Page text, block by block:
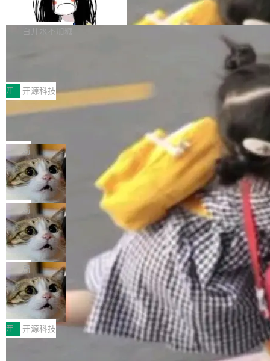
维基百科的替代方案。Lawfare 调查发现，无论
热门页面还是低关注度页面，均未出现近期更
erceptor…五六步之后才能看到第一行翻译文
本。 Solon 换了个方式。整个 i18n 模块围绕三
支持 UPDATE、MERGE INTO 与 Iceb
erg V3
Apache Doris 4.1 要补齐的，正是缺失的那一
半。在已有查询能力的基础上，Doris 进一步支
常维护操作，并完整支持 Iceberg V3 格式。
白开水不加糖
村国家自主创新示范区会议中心开幕。本届大会
由中关村智联软件服务业质量创新联盟主办，以
“智构可信·质创未来——AI原生时代的质量新范
式”为主题，直面AI从实验室走向规模化产业落地
的核心质量命题。会上，《2026智能研发生产力
工具选型手册》发布，Testin云测的Testin XAge
nt智能测试系统入选AI测试领域代表产品。对CI
O而言，这提示了一个转变：AI测试正在从效率
工具升级为企业的质量基础设施。 CIO面对的新
现实 过去两年，CIO们的焦虑清单上多了两项：
一是如何让大模型和智能体应用安全地从PoC走
向生产，二是如何让测试团队跟得上AI应用...
开 开源科技
让非法状态不可表示：一篇关于 ADT
有一种东西，一旦用过就回不去了。Alex Fedos
eev 管它叫"软件设计的基石"。 他说的东西不新
鲜——代数数据类型（ADT），尤其是和类型
（sum type）。但他说清楚了一件事：这不是类
型系统的学术体操，是日常编码的思维方式。 文
章从一个简单的例子切入。一个网站的深色主题
设置，如果用布尔值 + 可空字段来表示——bool
ean 表示是否可切换，nullable 的默认模式、浅
色方案、深色方案——会产生大量无意义的组
合。方案缺了、配置冲突了、全 null 了。要知道
哪些组合有效，作者说，你得靠"文档、校验、或
者部落知识"。 换个写法。Rust 的 enum，两个
变体：Switchable...
局
Cloudflare 开源内部企业 AI 平台 Clou
dflare OS
Cloudflare 发布了一个开源项目 Cloudflare O
S。如果你只看官方博客，你会觉得这是又一
个"AI 知识库 + 聊天机器人"——每个大厂都在
做，没什么新鲜的。 但 Kenton Varda 在 Twitte
r 上把事情说清楚了： 今天我们发布了 Cloudfla
re OS，一个带连接器的聊天机器人，跟其他所
有科技公司做的一样。只不过，实际上它不一
样。这是 Sandstorm.io 的重制版，我十年前的
那个创业公司。不同的是，这次它构建在 Cloudf
lare Workers 上——我花了九年时间搭建的平台
——并且深度集成了 AI。这基本上是我十年秘密
局
Deno 团队开源 Celld，可自托管的分
布式 Durable Objects
Ryan Dahl 领导的 Deno 团队推出了最新开源项
目 Celld，一个能在自己机器上运行 Cloudflare
Workers 和 Durable Objects 的守护进程。 设
计思路很直接：每个对象是一个独立的 SQLite
数据库，按名称寻址，复制到你自己的 S3 兼容
存储库里。节点之间只通过这个存储库协调——
没有控制平面，没有共识协议。每个对象自带一
个小型数据库，应用天然按分片构建，单个数据
局
鲁大师7月新机性能/流畅/AI榜：vivo夺
性能、流畅双第一，三星Galaxy Z系列
新折叠缺席
2026年7月的手机市场，由于存储等硬件成本暴
增，手机厂商的日子也不好过啊，新机速度明显
放缓，因此硝烟味淡了许多。新机参数规格除开
高价的三星折叠（三星Galaxy Z Fold8 Ultra / Z
开 开源科技